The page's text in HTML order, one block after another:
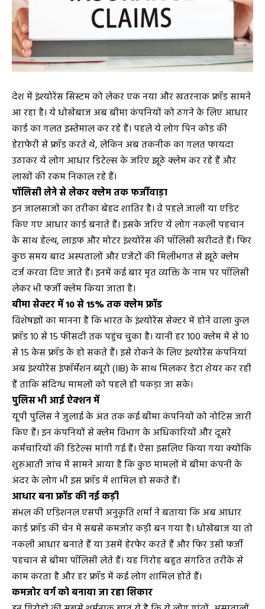
देश में इंश्योरेंस सिस्टम को लेकर एक नया और खतरनाक फ्रॉड सामने
आ रहा है। ये धोखेबाज अब बीमा कंपनियों को ठगने के लिए आधार
कार्ड का गलत इस्तेमाल कर रहे हैं। पहले ये लोग पिन कोड की
हेराफेरी से फ्रॉड करते थे, लेकिन अब तकनीक का गलत फायदा
उठाकर ये लोग आधार डिटेल्स के जरिए झूठे क्लेम कर रहे हैं और
लाखों की रकम निकाल रहे हैं।
पॉलिसी लेने से लेकर क्लेम तक फर्जीवाड़ा
इन जालसाजों का तरीका बेहद शातिर है। वे पहले जाली या एडिट
किए गए आधार कार्ड बनाते हैं। इसके जरिए ये लोग नकली पहचान
के साथ हेल्थ, लाइफ और मोटर इंश्योरेंस की पॉलिसी खरीदते हैं। फिर
कुछ समय बाद अस्पतालों और एजेंटों की मिलीभगत से झूठे क्लेम
दर्ज करवा दिए जाते हैं। इनमें कई बार मृत व्यक्ति के नाम पर पॉलिसी
लेकर भी फर्जी क्लेम किया जाता है।
बीमा सेक्टर में 10 से 15% तक क्लेम फ्रॉड
विशेषज्ञों का मानना है कि भारत के इंश्योरेंस सेक्टर में होने वाला कुल
फ्रॉड 10 से 15 फीसदी तक पहुंच चुका है। यानी हर 100 क्लेम में से 10
से 15 केस फ्रॉड के हो सकते हैं। इसे रोकने के लिए इंश्योरेंस कंपनियां
अब इंश्योरेंस इंफॉर्मेशन ब्यूरो (IIB) के साथ मिलकर डेटा शेयर कर रही
हैं ताकि संदिग्ध मामलों को पहले ही पकड़ा जा सके।
पुलिस भी आई ऐक्शन में
यूपी पुलिस ने जुलाई के अंत तक कई बीमा कंपनियों को नोटिस जारी
किए हैं। इन कंपनियों से क्लेम विभाग के अधिकारियों और दूसरे
कर्मचारियों की डिटेल्स मांगी गई हैं। ऐसा इसलिए किया गया क्योंकि
शुरुआती जांच में सामने आया है कि कुछ मामलों में बीमा कंपनी के
अंदर के लोग भी इस फ्रॉड में शामिल हो सकते हैं।
आधार बना फ्रॉड की नई कड़ी
संभल की एडिशनल एसपी अनुकृति शर्मा ने बताया कि अब आधार
कार्ड फ्रॉड की चेन में सबसे कमजोर कड़ी बन गया है। धोखेबाज या तो
नकली आधार बनाते हैं या उसमें हेरफेर करते हैं और फिर उसी फर्जी
पहचान से बीमा पॉलिसी लेते हैं। यह गिरोह बहुत संगठित तरीके से
काम करता है और हर फ्रॉड में कई लोग शामिल होते हैं।
कमजोर वर्ग को बनाया जा रहा शिकार